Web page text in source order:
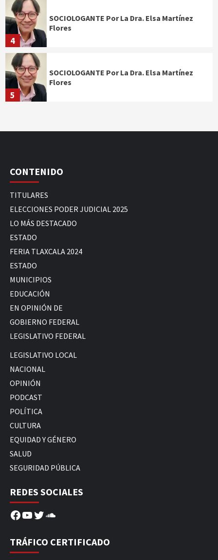
4
SOCIOLOGANTE Por La Dra. Elsa Martínez
Flores
5
SOCIOLOGANTE Por La Dra. Elsa Martínez
Flores
CONTENIDO
TITULARES
ELECCIONES PODER JUDICIAL 2025
LO MÁS DESTACADO
ESTADO
FERIA TLAXCALA 2024
ESTADO
MUNICIPIOS
EDUCACIÓN
EN OPINIÓN DE
GOBIERNO FEDERAL
LEGISLATIVO FEDERAL
LEGISLATIVO LOCAL
NACIONAL
OPINIÓN
PODCAST
POLÍTICA
CULTURA
EQUIDAD Y GÉNERO
SALUD
SEGURIDAD PÚBLICA
REDES SOCIALES
Facebook
YouTube
Twitter
SoundCloud
TRÁFICO CERTIFICADO